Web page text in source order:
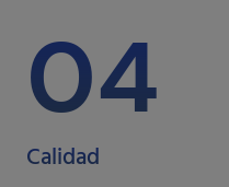
04
Calidad